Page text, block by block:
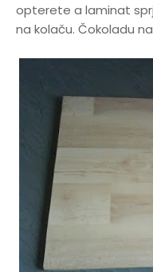
opterete a laminat
na kolaču. Čokoladu